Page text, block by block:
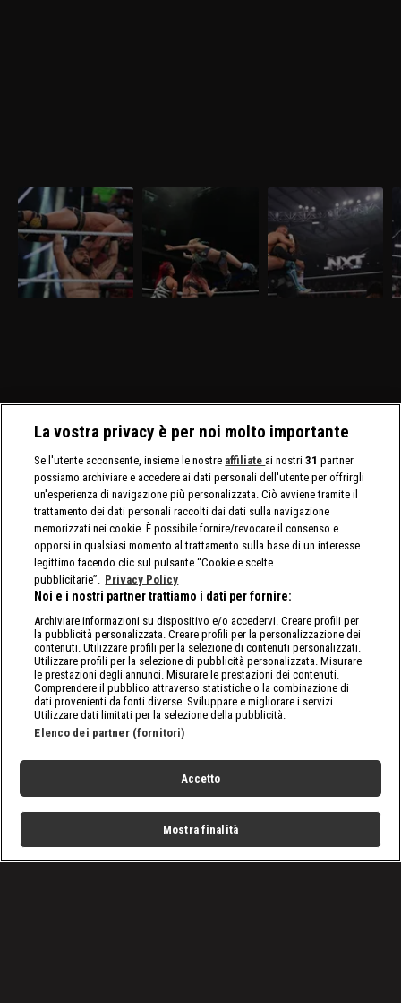
WWE NXT 24 marzo
2026: Saints e D'Angelo
a confronto
Nella puntata di NXT del
24 marzo,visibile su
discovery+, si affrontano
Ricky Saints e Tony
D'Angelo. Gauntlet Match
WWE NXT 17 marzo
femminili in palio
Nella puntata di NXT del
17 marzo, visibile su
discovery+, Triple Threat
fra Jacy Jayne, Sol Ruca
e Zaria per il titolo
WWE NXT 10 marzo
2026: i primi sfidanti
per lo Speed
Nella puntata di NXT del
10 marzo, visibile su
discovery+, sono in
programma due N.1
Contender's Match, per lo
La vostra privacy è per noi molto importante
Se l'utente acconsente, insieme le nostre affiliate ai nostri31 partner
possiamo archiviare e accedere ai dati personali dell'utente per offrirgli
un'esperienza di navigazione più personalizzata. Ciò avviene tramite il
trattamento dei dati personali raccolti dai dati sulla navigazione
memorizzati nei cookie. È possibile fornire/revocare il consenso e
opporsi in qualsiasi momento al trattamento sulla base di un interesse
legittimo facendo clic sul pulsante “Cookie e scelte
pubblicitarie”. Privacy Policy
Noi e i nostri partner trattiamo i dati per fornire:
Archiviare informazioni su dispositivo e/o accedervi. Creare profili per
la pubblicità personalizzata. Creare profili per la personalizzazione dei
contenuti. Utilizzare profili per la selezione di contenuti personalizzati.
Utilizzare profili per la selezione di pubblicità personalizzata. Misurare
le prestazioni degli annunci. Misurare le prestazioni dei contenuti.
Comprendere il pubblico attraverso statistiche o la combinazione di
dati provenienti da fonti diverse. Sviluppare e migliorare i servizi.
Utilizzare dati limitati per la selezione della pubblicità.
Elenco dei partner (fornitori)
Accetto
Mostra finalità